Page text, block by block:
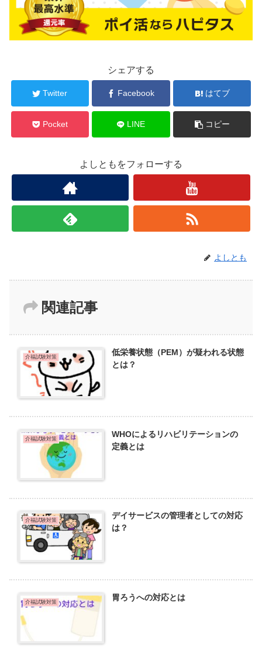
シェアする
Twitter Facebook はてブ
Pocket LINE コピー
よしともをフォローする
よしとも
関連記事
介福試験対策
低栄養状態（PEM）が疑われる状態
とは？
介福試験対策
WHOによるリハビリテーションの
定義とは
介福試験対策
デイサービスの管理者としての対応
は？
介福試験対策 胃ろうへの対応とは